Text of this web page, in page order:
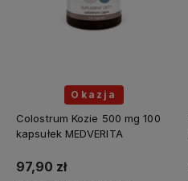
Okazja
Colostrum Kozie 500 mg 100
kapsułek MEDVERITA
97,90 zł